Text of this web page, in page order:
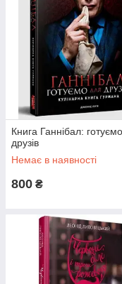
Книга Ганнібал:
друзів
Немає в наявності
800 ₴